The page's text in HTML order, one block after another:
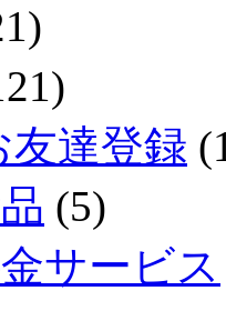
友達登録
(5)
サービス